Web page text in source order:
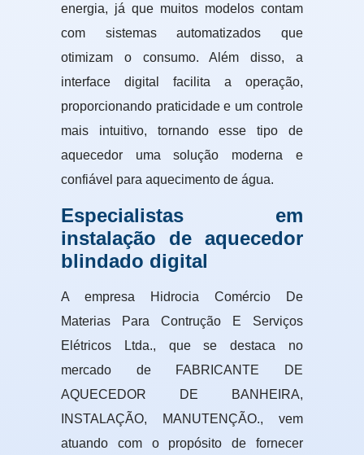
energia, já que muitos modelos contam
com sistemas automatizados que
otimizam o consumo. Além disso, a
interface digital facilita a operação,
proporcionando praticidade e um controle
mais intuitivo, tornando esse tipo de
aquecedor uma solução moderna e
confiável para aquecimento de água.
Especialistas em
instalação de aquecedor
blindado digital
A empresa Hidrocia Comércio De
Materias Para Contrução E Serviços
Elétricos Ltda., que se destaca no
mercado de FABRICANTE DE
AQUECEDOR DE BANHEIRA,
INSTALAÇÃO, MANUTENÇÃO., vem
atuando com o propósito de fornecer